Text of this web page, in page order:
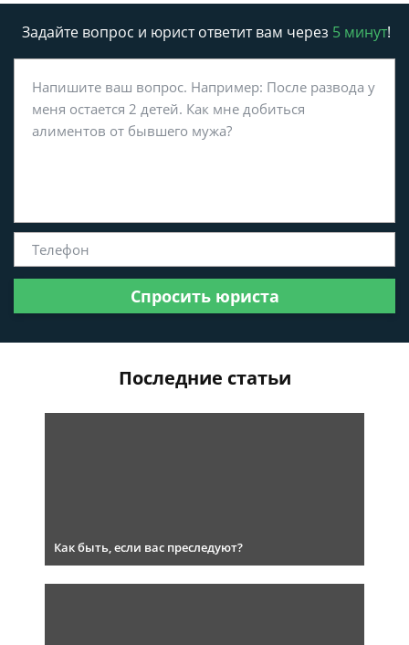
Задайте вопрос и юрист ответит вам через 5 минут!
Спросить юриста
Последние статьи
Как быть, если вас преследуют?